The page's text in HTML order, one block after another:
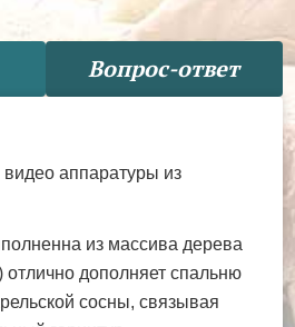
Вопрос-ответ
аппаратуры из
из массива дерева
отлично дополняет спальню
сосны, связывая